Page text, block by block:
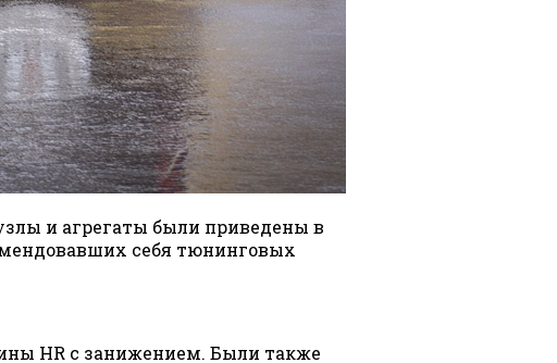
и агрегаты были приведены в
себя тюнинговых
HR с занижением. Были также